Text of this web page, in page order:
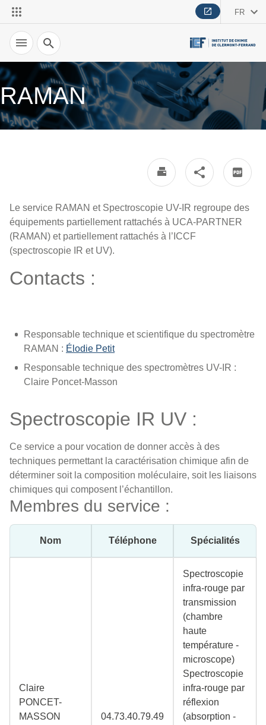
FR
Recherche
RAMAN
Le service RAMAN et Spectroscopie UV-IR regroupe des
équipements partiellement rattachés à UCA-PARTNER
(RAMAN) et partiellement rattachés à l’ICCF
(spectroscopie IR et UV).
Contacts :
Responsable technique et scientifique du spectromètre
RAMAN : Élodie Petit
Responsable technique des spectromètres UV-IR :
Claire Poncet-Masson
Spectroscopie IR UV :
Ce service a pour vocation de donner accès à des
techniques permettant la caractérisation chimique afin de
déterminer soit la composition moléculaire, soit les liaisons
chimiques qui composent l’échantillon.
Membres du service :
Nom Téléphone Spécialités
Claire
PONCET-
MASSON
04.73.40.79.49
Spectroscopie
infra-rouge par
transmission
(chambre
haute
température -
microscope)
Spectroscopie
infra-rouge par
réflexion
(absorption -